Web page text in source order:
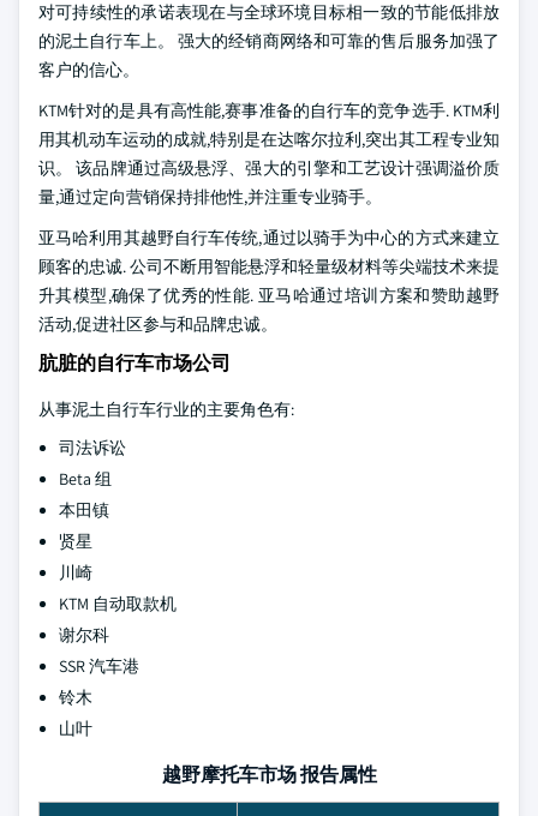
对可持续性的承诺表现在与全球环境目标相一致的节能低排放
的泥土自行车上。 强大的经销商网络和可靠的售后服务加强了
客户的信心。
KTM针对的是具有高性能,赛事准备的自行车的竞争选手. KTM利
用其机动车运动的成就,特别是在达喀尔拉利,突出其工程专业知
识。 该品牌通过高级悬浮、强大的引擎和工艺设计强调溢价质
量,通过定向营销保持排他性,并注重专业骑手。
亚马哈利用其越野自行车传统,通过以骑手为中心的方式来建立
顾客的忠诚. 公司不断用智能悬浮和轻量级材料等尖端技术来提
升其模型,确保了优秀的性能. 亚马哈通过培训方案和赞助越野
活动,促进社区参与和品牌忠诚。
肮脏的自行车市场公司
从事泥土自行车行业的主要角色有:
司法诉讼
Beta 组
本田镇
贤星
川崎
KTM 自动取款机
谢尔科
SSR 汽车港
铃木
山叶
越野摩托车市场 报告属性